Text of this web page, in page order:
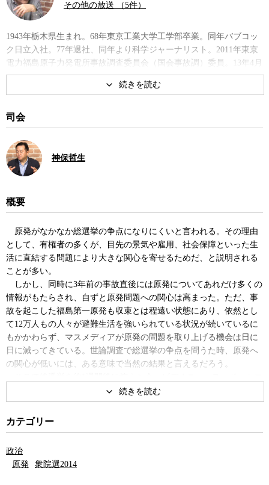
その他の放送 （5件）
1943年栃木県生まれ。68年東京工業大学工学部卒業。同年バブコッ
ク日立入社。77年退社、同年より科学ジャーナリスト。2011年東京
電力福島原子力発電所事故調査委員会（国会事故調）委員。13年4月
より新潟県原子力発電所の安全管理に関する技術委員会委員。著書
原発はなぜ危険か・元設計技師の証言
著書
原発はなぜ危険か・元設計技師
の証言
司会
神保哲生
概要
原発がなかなか総選挙の争点になりにくいと言われる。その理由
として、有権者の多くが、目先の景気や雇用、社会保障といった生
活に直結する問題により大きな関心を寄せるためだ、と説明される
ことが多い。
しかし、同時に3年前の事故直後には原発についてあれだけ多くの
情報がもたらされ、自ずと原発問題への関心は高まった。ただ、事
故を起こした福島第一原発も収束とは程遠い状態にあり、依然とし
て12万人もの人々が避難生活を強いられている状況が続いているに
もかかわらず、マスメディアが原発の問題を取り上げる機会は日に
日に減ってきている。世論調査で総選挙の争点を問うた時、原発へ
の関心が低いには、ある意味で当然の結果と言えるだろう。
ムではあえて「原発問題の現状」を取り上げることにした。
その一環として、そもそも福島第一原発が今どのような状態にあ
るのかを、元福島第一原発電所4号機の原子炉圧力容器の設計者で、
その後、国会事故調の委員を務めた科学ジャーナリストの田中三彦
カテゴリー
政治
原発
衆院選2014